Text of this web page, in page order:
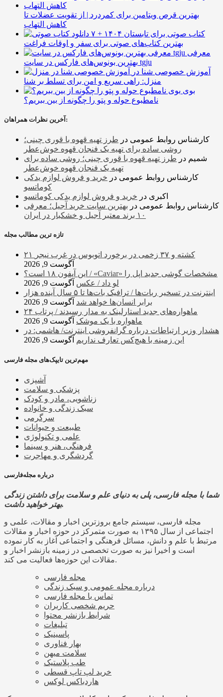
بهترین قرص ویتامین برای کمردرد | از تقویت عضلات تا
کاهش التهاب
۷ کتاب صوتی برای تابستان ۱۴۰۴ +
بهترین کتاب‌های صوتی برای سفر و اوقات فراغت
معرفی
بهترین بونوس‌های فارکس در سایت tgju
آموزش خصوصی شنا در
منزل: راهی سریع و امن برای تسلط بر شنا
بوی
نامطبوع حوله و پتو را چگونه از بین ببریم؟
آخرین نظرات همراهان:
کارشناس روابط عمومی در طرز تهیه قهوه با قوری چینی؛
روشی ساده برای تهیه یک فنجان قهوه خوش‌عطر
شمیم در طرز تهیه قهوه با قوری چینی؛ روشی ساده برای
تهیه یک فنجان قهوه خوش‌عطر
کارشناس روابط عمومی در خرید و فروش لوازم یدکی
کوماتسو
اکبری در خرید و فروش لوازم یدکی کوماتسو
کارشناس روابط عمومی در بهترین سایت خرید آجیل؛ معرفی
۱۰ برند معتبر آجیل و خشکبار در ایران
تازه ترین مطالب مجله
۲۱ کشته و ۳۷ زخمی در برخورد اتوبوس در غرب نیجر
آگوست 9, 2026
این آیفون ۱۸ است؟ / «Caviar» مشخصات گوشی جدید اپل را
لو داد / عکس آگوست 9, 2026
اینترنت در تسخیر ربات‌ها / ترافیک بات‌ها تا ۵ سال آینده هزار
برابر انسان‌ها خواهد شد آگوست 9, 2026
ماهواره‌های جدید استارلینک به مدار رسیدند / پرتاب ۲۴
ماهواره با یک موشک آگوست 9, 2026
هشدار وزیر ارتباطات درباره گرانفروشی اینترنت/ هاشمی: در
این زمینه با هیچ‌کس تعارف نداریم آگوست 9, 2026
مهم‌ترین تایپک‌های مجله فارسی
آشپزی
پزشکی و سلامت
زناشویی، مادر و کودک
سبک زندگی و خانواده
سرگرمی
طبیعت و حیوانات
علمی و تکنولوژی
فرهنگی، هنر و سینما
گردشگری و مهاجرت
درباره مجله‌فارسی
شما با مجله فارسی، پلی به دنیای علم و سلامت برای داشتن زندگی
بهتر خواهید داشت.
مجله فارسی، سیستم جامع بروزترین اخبار و مقالات، علمی و
اجتماعی از سال ۱۳۹۵ به صورت متمرکز در حوزه اخبار و مقالات
مرتبط با علم و دانش، مسائل فرهنگی و اجتماعی آغاز به کار نموده
است و اخیرا نیز به صورت تخصصی در زمینه بازنشر اخبار و
مقالات این حوزه‌ها فعالیت می کند.
مجله فارسی
درباره مجله عمومی و سبک زندگی
تماس با مجله فارسی
حریم شخصی کاربران
شرایط بازنشر محتوا
تبلیغات
پاسینیک
بهار فناوری
سلامت میهن
طب پلاستیک
خرید لپ تاپ قسطی
هاردباکس لوکس